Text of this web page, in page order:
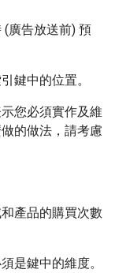
廣告放送前) 預
鍵中的位置。
您必須實作及維
的做法，請考慮
產品的購買次數
是鍵中的維度。